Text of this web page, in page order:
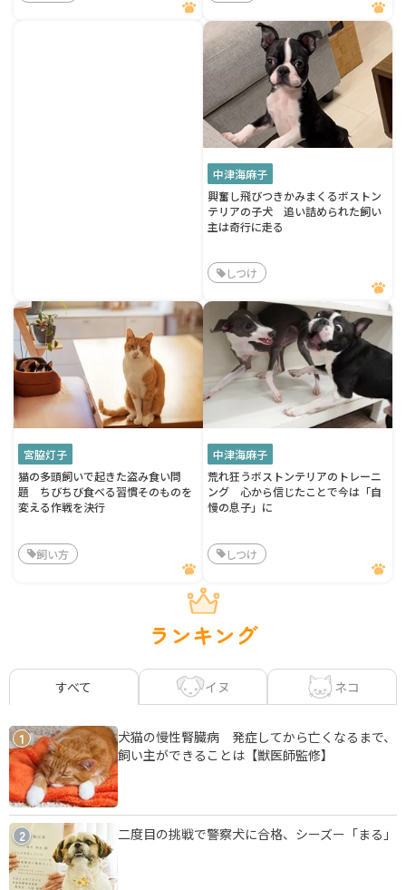
中津海麻子
興奮し飛びつきかみまくるボストン
テリアの子犬 追い詰められた飼い
主は奇行に走る
しつけ
宮脇灯子
猫の多頭飼いで起きた盗み食い問
題 ちびちび食べる習慣そのものを
変える作戦を決行
飼い方
中津海麻子
荒れ狂うボストンテリアのトレーニ
ング 心から信じたことで今は「自
慢の息子」に
しつけ
ランキング
すべて イヌ ネコ
1
犬猫の慢性腎臓病 発症してから亡くなるまで、
飼い主ができることは【獣医師監修】
2 二度目の挑戦で警察犬に合格、シーズー「まる」